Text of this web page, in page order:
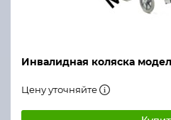
Инвалидная коляска
Цену уточняйте